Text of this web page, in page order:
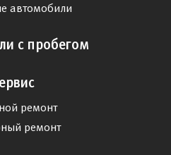
автомобили
с пробегом
ремонт
ремонт